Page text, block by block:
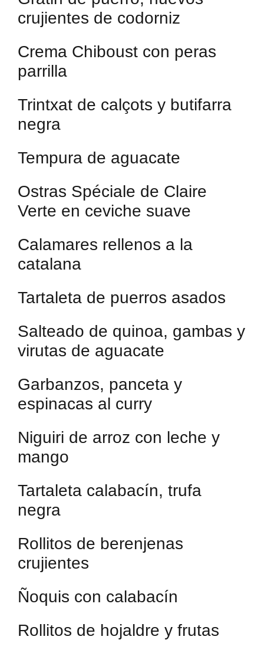
crujientes de codorniz
Crema Chiboust con peras
parrilla
Trintxat de calçots y butifarra
negra
Tempura de aguacate
Ostras Spéciale de Claire
Verte en ceviche suave
Calamares rellenos a la
catalana
Tartaleta de puerros asados
Salteado de quinoa, gambas y
virutas de aguacate
Garbanzos, panceta y
espinacas al curry
Niguiri de arroz con leche y
mango
Tartaleta calabacín, trufa
negra
Rollitos de berenjenas
crujientes
Ñoquis con calabacín
Rollitos de hojaldre y frutas